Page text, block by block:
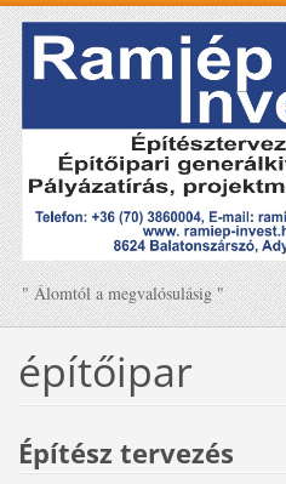
" Álomtól a megvalósulásig "
építőipar
Építész tervezés